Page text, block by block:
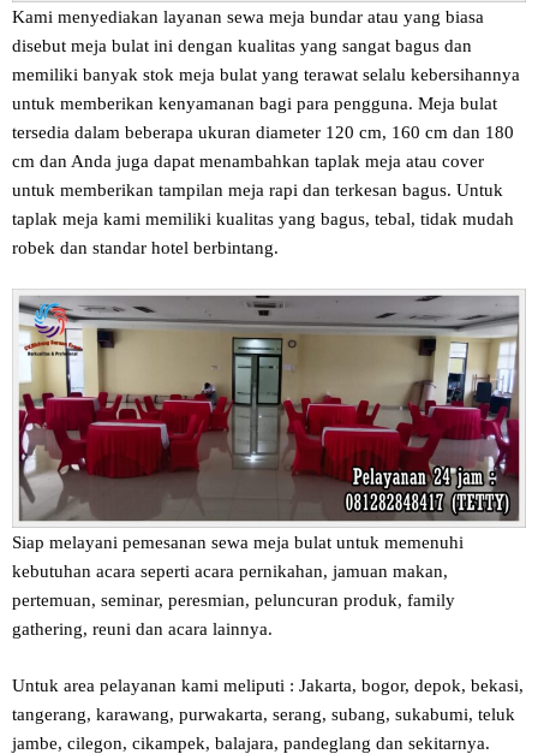
Kami menyediakan layanan sewa meja bundar atau yang biasa
disebut meja bulat ini dengan kualitas yang sangat bagus dan
memiliki banyak stok meja bulat yang terawat selalu kebersihannya
untuk memberikan kenyamanan bagi para pengguna. Meja bulat
tersedia dalam beberapa ukuran diameter 120 cm, 160 cm dan 180
cm dan Anda juga dapat menambahkan taplak meja atau cover
untuk memberikan tampilan meja rapi dan terkesan bagus. Untuk
taplak meja kami memiliki kualitas yang bagus, tebal, tidak mudah
robek dan standar hotel berbintang.
Siap melayani pemesanan sewa meja bulat untuk memenuhi
kebutuhan acara seperti acara pernikahan, jamuan makan,
pertemuan, seminar, peresmian, peluncuran produk, family
gathering, reuni dan acara lainnya.
Untuk area pelayanan kami meliputi : Jakarta, bogor, depok, bekasi,
tangerang, karawang, purwakarta, serang, subang, sukabumi, teluk
jambe, cilegon, cikampek, balajara, pandeglang dan sekitarnya.